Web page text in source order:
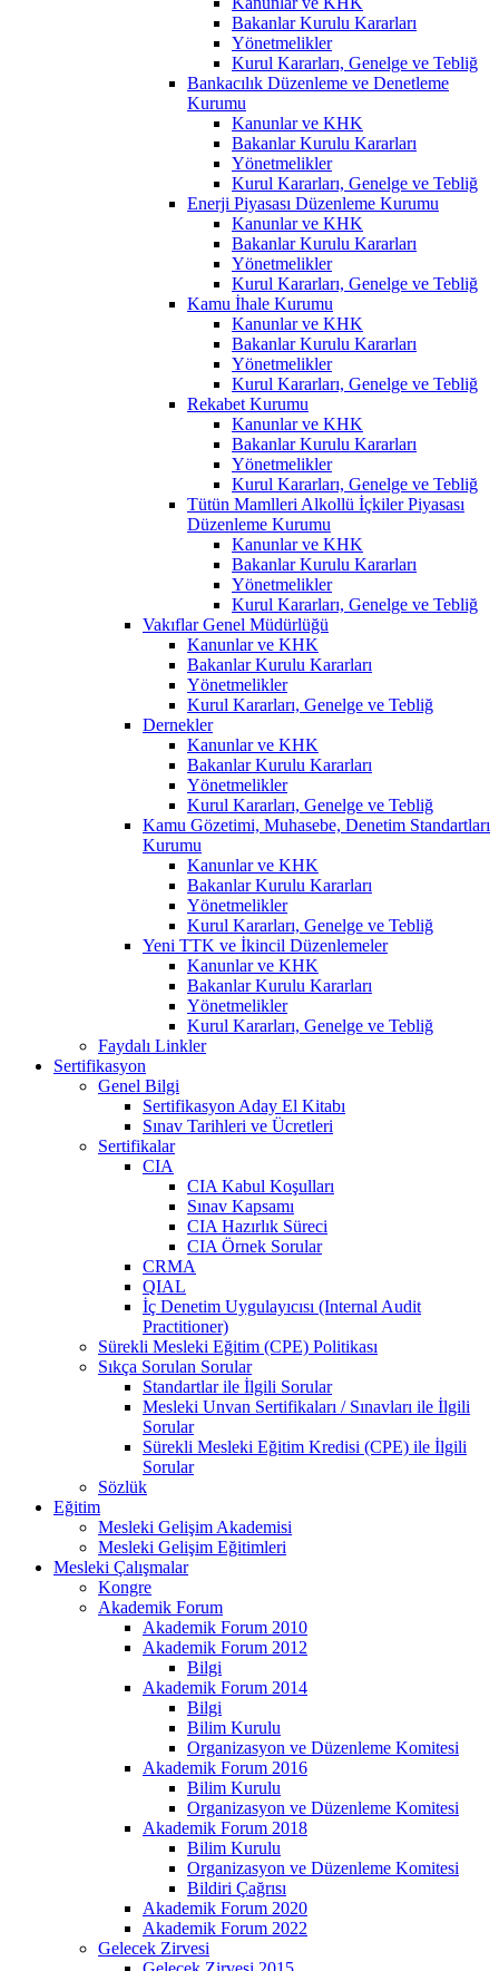
Bakanlar Kurulu Kararları
Yönetmelikler
Kurul Kararları, Genelge ve Tebliğ
Bankacılık Düzenleme ve Denetleme
Kurumu
Kanunlar ve KHK
Bakanlar Kurulu Kararları
Yönetmelikler
Kurul Kararları, Genelge ve Tebliğ
Enerji Piyasası Düzenleme Kurumu
Kanunlar ve KHK
Bakanlar Kurulu Kararları
Yönetmelikler
Kurul Kararları, Genelge ve Tebliğ
Kamu İhale Kurumu
Kanunlar ve KHK
Bakanlar Kurulu Kararları
Yönetmelikler
Kurul Kararları, Genelge ve Tebliğ
Rekabet Kurumu
Kanunlar ve KHK
Bakanlar Kurulu Kararları
Yönetmelikler
Kurul Kararları, Genelge ve Tebliğ
Tütün Mamlleri Alkollü İçkiler Piyasası
Düzenleme Kurumu
Kanunlar ve KHK
Bakanlar Kurulu Kararları
Yönetmelikler
Kurul Kararları, Genelge ve Tebliğ
Vakıflar Genel Müdürlüğü
Kanunlar ve KHK
Bakanlar Kurulu Kararları
Yönetmelikler
Kurul Kararları, Genelge ve Tebliğ
Dernekler
Kanunlar ve KHK
Bakanlar Kurulu Kararları
Yönetmelikler
Kurul Kararları, Genelge ve Tebliğ
Kamu Gözetimi, Muhasebe, Denetim Standartları
Kurumu
Kanunlar ve KHK
Bakanlar Kurulu Kararları
Yönetmelikler
Kurul Kararları, Genelge ve Tebliğ
Yeni TTK ve İkincil Düzenlemeler
Kanunlar ve KHK
Bakanlar Kurulu Kararları
Yönetmelikler
Kurul Kararları, Genelge ve Tebliğ
Faydalı Linkler
Sertifikasyon
Genel Bilgi
Sertifikasyon Aday El Kitabı
Sınav Tarihleri ve Ücretleri
Sertifikalar
CIA
CIA Kabul Koşulları
Sınav Kapsamı
CIA Hazırlık Süreci
CIA Örnek Sorular
CRMA
QIAL
İç Denetim Uygulayıcısı (Internal Audit
Practitioner)
Sürekli Mesleki Eğitim (CPE) Politikası
Sıkça Sorulan Sorular
Standartlar ile İlgili Sorular
Mesleki Unvan Sertifikaları / Sınavları ile İlgili
Sorular
Sürekli Mesleki Eğitim Kredisi (CPE) ile İlgili
Sorular
Sözlük
Eğitim
Mesleki Gelişim Akademisi
Mesleki Gelişim Eğitimleri
Mesleki Çalışmalar
Kongre
Akademik Forum
Akademik Forum 2010
Akademik Forum 2012
Bilgi
Akademik Forum 2014
Bilgi
Bilim Kurulu
Organizasyon ve Düzenleme Komitesi
Akademik Forum 2016
Bilim Kurulu
Organizasyon ve Düzenleme Komitesi
Akademik Forum 2018
Bilim Kurulu
Organizasyon ve Düzenleme Komitesi
Bildiri Çağrısı
Akademik Forum 2020
Akademik Forum 2022
Gelecek Zirvesi